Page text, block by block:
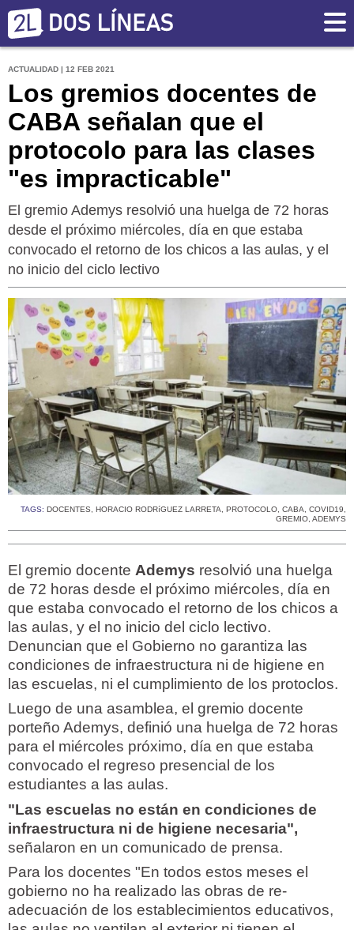
ACTUALIDAD | 12 FEB 2021
Los gremios docentes de
CABA señalan que el
protocolo para las clases
"es impracticable"
El gremio Ademys resolvió una huelga de 72 horas
desde el próximo miércoles, día en que estaba
convocado el retorno de los chicos a las aulas, y el
no inicio del ciclo lectivo
TAGS: DOCENTES, HORACIO RODRíGUEZ LARRETA, PROTOCOLO, CABA, COVID19,
GREMIO, ADEMYS
El gremio docente Ademys resolvió una huelga
de 72 horas desde el próximo miércoles, día en
que estaba convocado el retorno de los chicos a
las aulas, y el no inicio del ciclo lectivo.
Denuncian que el Gobierno no garantiza las
condiciones de infraestructura ni de higiene en
las escuelas, ni el cumplimiento de los protoclos.
Luego de una asamblea, el gremio docente
porteño Ademys, definió una huelga de 72 horas
para el miércoles próximo, día en que estaba
convocado el regreso presencial de los
estudiantes a las aulas.
"Las escuelas no están en condiciones de
infraestructura ni de higiene necesaria",
señalaron en un comunicado de prensa.
Para los docentes "En todos estos meses el
gobierno no ha realizado las obras de re-
adecuación de los establecimientos educativos,